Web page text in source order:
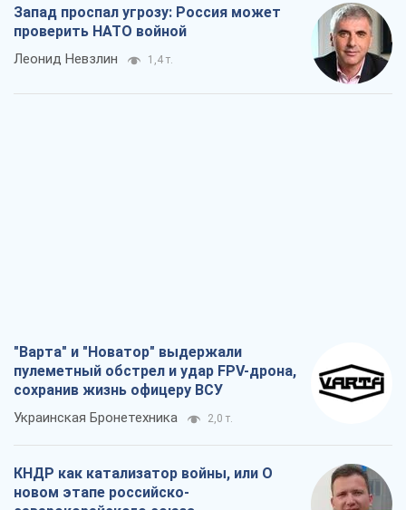
Запад проспал угрозу: Россия может
проверить НАТО войной
Леонид Невзлин 1,4 т.
"Варта" и "Новатор" выдержали
пулеметный обстрел и удар FPV-дрона,
сохранив жизнь офицеру ВСУ
Украинская Бронетехника 2,0 т.
КНДР как катализатор войны, или О
новом этапе российско-